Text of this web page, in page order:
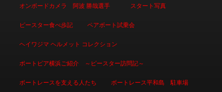
オンボードカメラ 阿波 勝哉選手 スタート写真
ピースター食べ歩記 ペアボート試乗会
ヘイワジマ ヘルメット コレクション
ボートピア横浜ご紹介 ～ピースター訪問記～
ボートレースを支える人たち ボートレース平和島 駐車場